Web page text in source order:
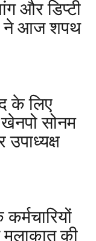
और डिप्टी
ने आज शपथ
के लिए
सोनम
मुलाक़ात की